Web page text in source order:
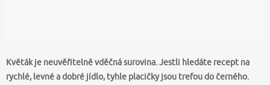
Květák je neuvěřitelně vděčná surovina. Jestli hledáte recept na
rychlé, levné a dobré jídlo, tyhle placičky jsou trefou do černého.